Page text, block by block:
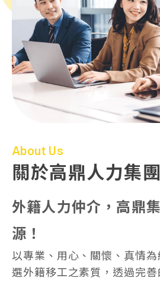
About Us
關於高鼎人力集團
外籍人力仲介，高鼎
源！
以專業、用心、關懷、真情
選外籍移工之素質，透過完